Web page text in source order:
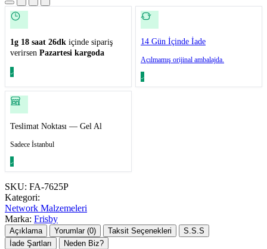
1g 18 saat 26dk içinde sipariş
verirsen Pazartesi kargoda
14 Gün İçinde İade
Açılmamış orijinal ambalajda.
Teslimat Noktası — Gel Al
Sadece İstanbul
SKU: FA-7625P
Kategori:
Network Malzemeleri
Marka: Frisby
Açıklama Yorumlar (0) Taksit Seçenekleri
S.S.S
İade Şartları
Neden Biz?